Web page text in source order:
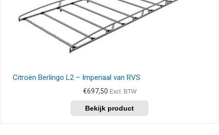
Citroën Berlingo L2 – Imperiaal van RVS
€697,50 Excl. BTW